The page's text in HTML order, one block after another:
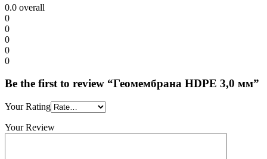
0.0 overall
0
0
0
0
0
Be the first to review “Геомембрана HDPE 3,0 мм”
Your Rating
Your Review